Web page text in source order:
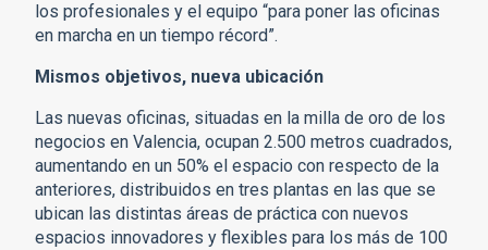
los profesionales y el equipo “para poner las oficinas
en marcha en un tiempo récord”.
Mismos objetivos, nueva ubicación
Las nuevas oficinas, situadas en la milla de oro de los
negocios en Valencia, ocupan 2.500 metros cuadrados,
aumentando en un 50% el espacio con respecto de la
anteriores, distribuidos en tres plantas en las que se
ubican las distintas áreas de práctica con nuevos
espacios innovadores y flexibles para los más de 100